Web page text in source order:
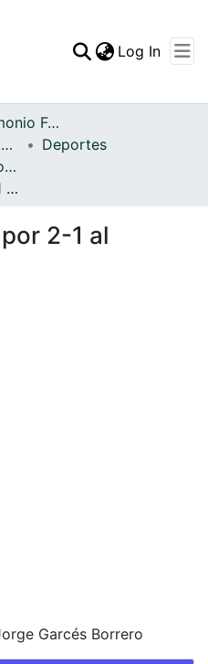
Statistics
Log In
Archivo del Patrimonio Fotográfico y Fílmico del Valle del Cauca
Fondo Fotográfico Diario Occidente
Deportes
FFDO - Rincón del Deportivo Cali - Patrimonial
Nacional venció por 2-1 al Deportivo Cali
2-1 al
Garcés Borrero